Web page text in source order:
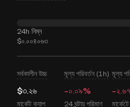
24h নিম্ন
$০.০০৪০৬৩
সর্বকালীন উচ্চ
$৩.২৬
মূল্য পরিবর্তন (1h)
-০.০৯%
মূল্য
-
মার্কেট ক্যাপ 24 ঘন্টায় পরিমাণ